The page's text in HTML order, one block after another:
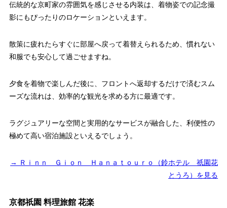
伝統的な京町家の雰囲気を感じさせる内装は、着物姿での記念撮
影にもぴったりのロケーションといえます。
散策に疲れたらすぐに部屋へ戻って着替えられるため、慣れない
和服でも安心して過ごせますね。
夕食を着物で楽しんだ後に、フロントへ返却するだけで済むスム
ーズな流れは、効率的な観光を求める方に最適です。
ラグジュアリーな空間と実用的なサービスが融合した、利便性の
極めて高い宿泊施設といえるでしょう。
→ Ｒｉｎｎ Ｇｉｏｎ Ｈａｎａｔｏｕｒｏ（鈴ホテル 祇園花
とうろ）を見る
京都祇園 料理旅館 花楽